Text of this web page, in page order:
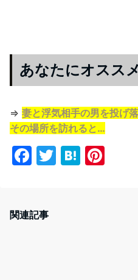
あなたにオスス
⇒ 妻と浮気相手の男を投げ
その場所を訪れると…
F
e
T
H
関連記事